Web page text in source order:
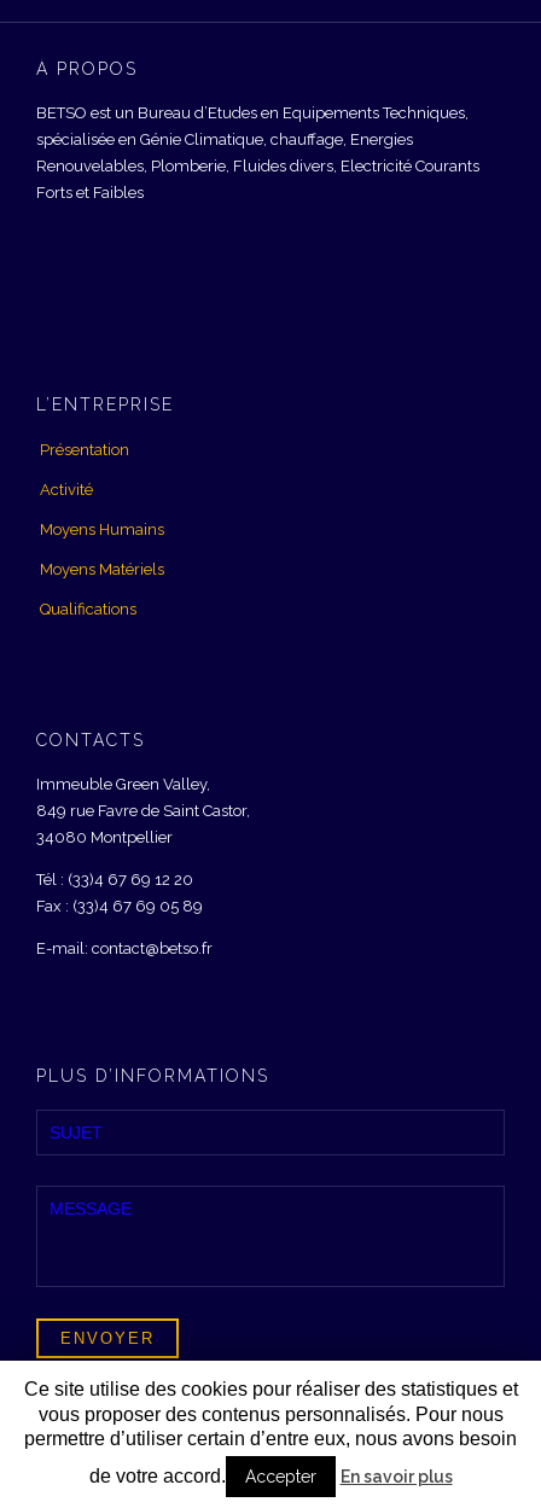
À PROPOS
BETSO est un Bureau d’Etudes en Equipements Techniques,
spécialisée en Génie Climatique, chauffage, Energies
Renouvelables, Plomberie, Fluides divers, Electricité Courants
Forts et Faibles
L’ENTREPRISE
Présentation
Activité
Moyens Humains
Moyens Matériels
Qualifications
CONTACTS
Immeuble Green Valley,
849 rue Favre de Saint Castor,
34080 Montpellier
Tél : (33)4 67 69 12 20
Fax : (33)4 67 69 05 89
E-mail: contact@betso.fr
PLUS D’INFORMATIONS
© 2026 BETSO - INGENIERIE EQUIPEMENTS TECHNIQUES
CREATHINK
Ce site utilise des cookies pour réaliser des statistiques et
vous proposer des contenus personnalisés. Pour nous
permettre d’utiliser certain d’entre eux, nous avons besoin
de votre accord.
Accepter En savoir plus